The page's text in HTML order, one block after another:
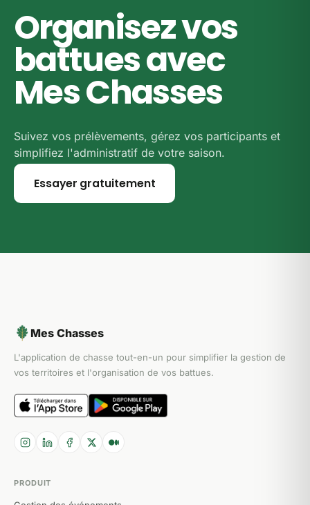
Organisez vos
battues avec
Mes Chasses
Suivez vos prélèvements, gérez vos participants et
simplifiez l'administratif de votre saison.
Essayer gratuitement
Mes Chasses
L'application de chasse tout-en-un pour simplifier la gestion de
vos territoires et l'organisation de vos battues.
PRODUIT